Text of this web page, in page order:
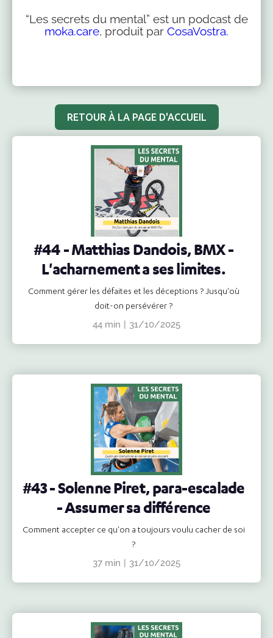
“Les secrets du mental” est un podcast de
moka.care, produit par CosaVostra.
RETOUR À LA PAGE D'ACCUEIL
#44 - Matthias Dandois, BMX -
L'acharnement a ses limites.
Comment gérer les défaites et les déceptions ? Jusqu'où
doit-on persévérer ?
44 min | 31/10/2025
#43 - Solenne Piret, para-escalade
- Assumer sa différence
Comment accepter ce qu'on a toujours voulu cacher de soi
?
37 min | 31/10/2025